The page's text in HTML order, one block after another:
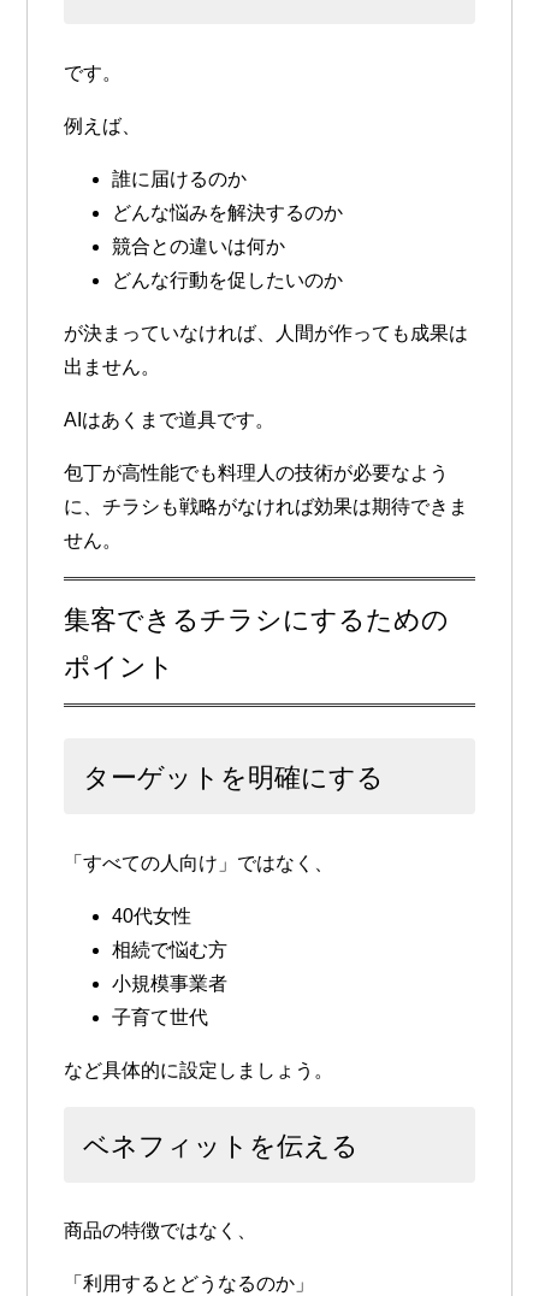
です。
例えば、
誰に届けるのか
どんな悩みを解決するのか
競合との違いは何か
どんな行動を促したいのか
が決まっていなければ、人間が作っても成果は
出ません。
AIはあくまで道具です。
包丁が高性能でも料理人の技術が必要なよう
に、チラシも戦略がなければ効果は期待できま
せん。
集客できるチラシにするための
ポイント
ターゲットを明確にする
「すべての人向け」ではなく、
40代女性
相続で悩む方
小規模事業者
子育て世代
など具体的に設定しましょう。
ベネフィットを伝える
商品の特徴ではなく、
「利用するとどうなるのか」